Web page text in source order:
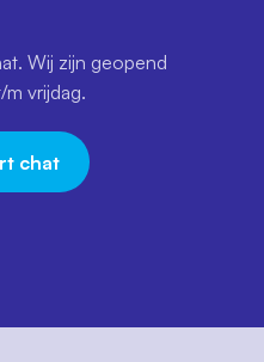
Wij zijn geopend
vrijdag.
chat